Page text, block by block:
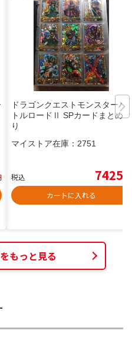
ドラゴンクエストモンスターバ
トルロードⅡ SPカードまとめ売
り
マイストア在庫： 2751
税込 7425
カートに入れる
もっと見る